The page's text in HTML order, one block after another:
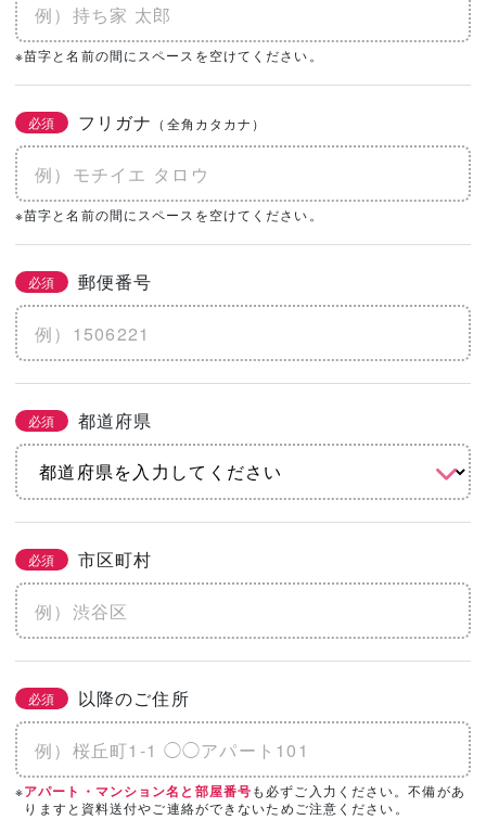
※苗字と名前の間にスペースを空けてください。
必須 フリガナ （全角カタカナ）
※苗字と名前の間にスペースを空けてください。
必須 郵便番号
必須 都道府県
必須 市区町村
必須 以降のご住所
※アパート・マンション名と部屋番号も必ずご入力ください。不備があ
りますと資料送付やご連絡ができないためご注意ください。